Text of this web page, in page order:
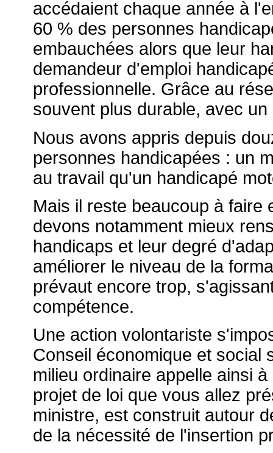
accédaient chaque année à
60 % des personnes
embauchées alors que leur
demandeur d'emploi
professionnelle. Grâce au
souvent plus durable, avec
Nous avons appris depuis
personnes handicapées : un
au travail qu'un handicapé
Mais il reste beaucoup à faire
devons notamment mieux
handicaps et leur degré
améliorer le niveau de la
prévaut encore trop,
compétence.
Une action volontariste
Conseil économique et social
milieu ordinaire appelle ainsi
projet de loi que vous allez
ministre, est construit autour
de la nécessité de l'insertion